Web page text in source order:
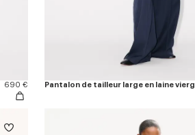
690 € Pantalon de tailleur large en laine